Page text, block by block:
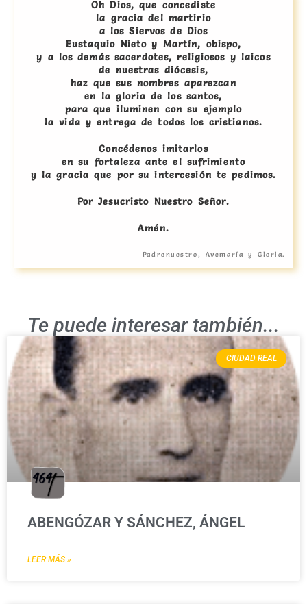
Oh Dios, que concediste
la gracia del martirio
a los Siervos de Dios
Eustaquio Nieto y Martín, obispo,
y a los demás sacerdotes, religiosos y laicos
de nuestras diócesis,
haz que sus nombres aparezcan
en la gloria de los santos,
para que iluminen con su ejemplo
la vida y entrega de todos los cristianos.
Concédenos imitarlos
en su fortaleza ante el sufrimiento
y la gracia que por su intercesión te pedimos.
Por Jesucristo Nuestro Señor.
Amén.
Padrenuestro, Avemaría y Gloria.
Te puede interesar también...
CIUDAD REAL
ABENGÓZAR Y SÁNCHEZ, ÁNGEL
LEER MÁS »